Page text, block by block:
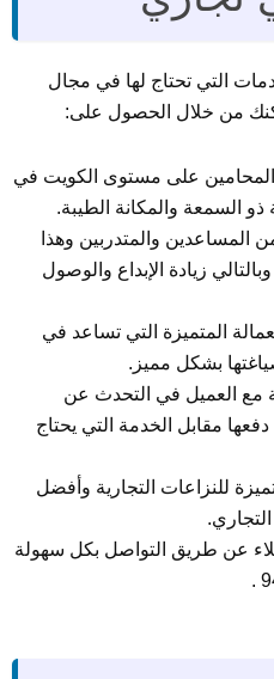
التي تحتاج لها في مجال
من خلال الحصول على:
على مستوى الكويت في
السمعة والمكانة الطيبة.
المساعدين والمتدربين وهذا
زيادة الإبداع والوصول
المتميزة التي تساعد في
بشكل مميز.
مع العميل في التحدث عن
دفعها مقابل الخدمة التي يحتاج
للنزاعات التجارية وأفضل
التجاري.
عن طريق التواصل بكل سهولة